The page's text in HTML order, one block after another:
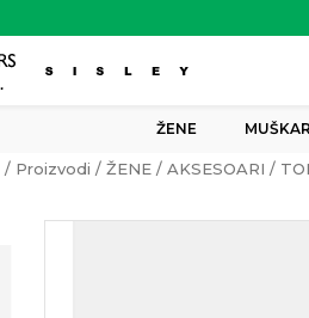
ŽENE
Proizvodi ŽENE AKSESOARI